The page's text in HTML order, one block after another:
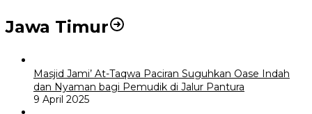
Jawa Timur
Masjid Jami’ At-Taqwa Paciran Suguhkan Oase Indah
dan Nyaman bagi Pemudik di Jalur Pantura
9 April 2025